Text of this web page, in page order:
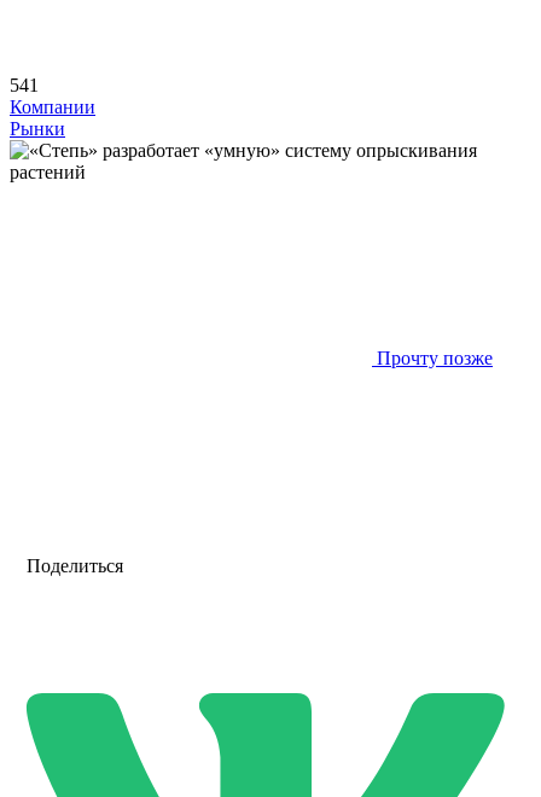
541
Компании
Рынки
Прочту позже
Поделиться